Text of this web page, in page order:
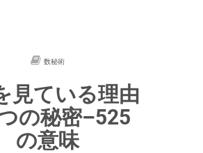
数秘術
見ている理由
の秘密–525
の意味